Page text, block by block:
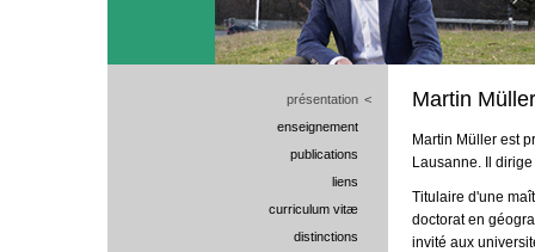
présentation
enseignement
publications
liens
curriculum vitæ
distinctions
< Martin Müller
Martin Müller est
Lausanne. Il dirige
Titulaire d'une
doctorat en
invité aux